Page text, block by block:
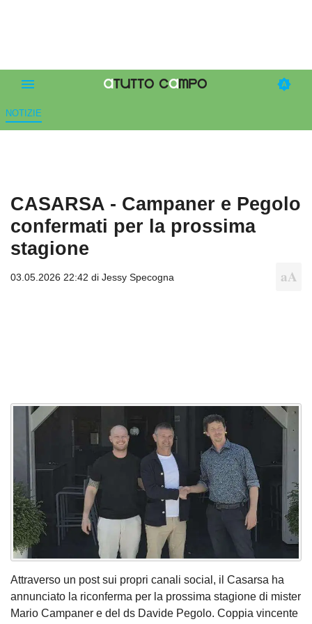
NOTIZIE
CASARSA - Campaner e Pegolo
confermati per la prossima
stagione
03.05.2026 22:42 di Jessy Specogna
Attraverso un post sui propri canali social, il Casarsa ha
annunciato la riconferma per la prossima stagione di mister
Mario Campaner e del ds Davide Pegolo. Coppia vincente